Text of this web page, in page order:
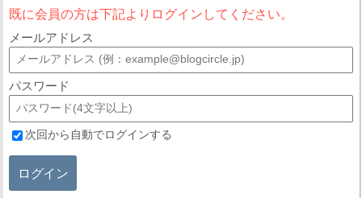
既に会員の方は下記よりログインしてください。
メールアドレス
パスワード
次回から自動でログインする
ログイン